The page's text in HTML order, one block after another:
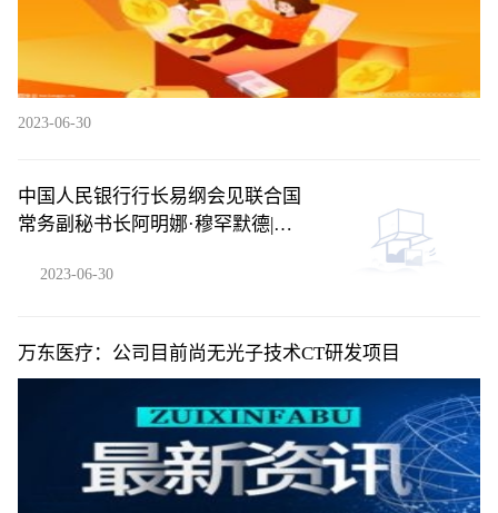
2023-06-30
中国人民银行行长易纲会见联合国
常务副秘书长阿明娜·穆罕默德|天
2023-06-30
万东医疗：公司目前尚无光子技术CT研发项目